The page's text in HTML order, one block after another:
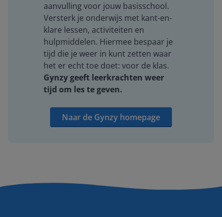
aanvulling voor jouw basisschool.
Versterk je onderwijs met kant-en-
klare lessen, activiteiten en
hulpmiddelen. Hiermee bespaar je
tijd die je weer in kunt zetten waar
het er echt toe doet: voor de klas.
Gynzy geeft leerkrachten weer
tijd om les te geven.
Naar de Gynzy homepage